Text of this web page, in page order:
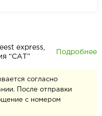
express,
“САТ”
Подробнее
согласно
После отправки
с номером